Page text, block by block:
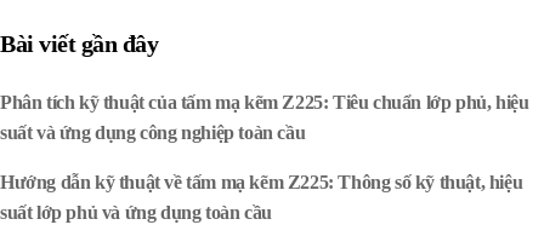
Bài viết gần đây
Phân tích kỹ thuật của tấm mạ kẽm Z225: Tiêu chuẩn lớp phủ, hiệu
suất và ứng dụng công nghiệp toàn cầu
Hướng dẫn kỹ thuật về tấm mạ kẽm Z225: Thông số kỹ thuật, hiệu
suất lớp phủ và ứng dụng toàn cầu